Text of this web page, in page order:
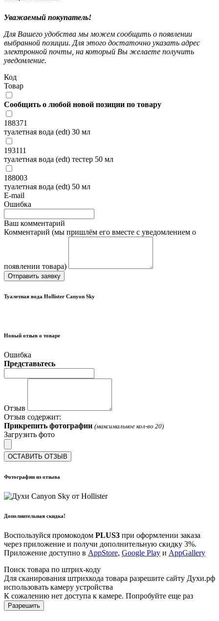
Уважаемый покупатель!
Для Вашего удобства мы можем сообщить о появлении
выбранной позиции. Для этого достаточно указать адрес
электронной почты, на который Вы желаете получить
уведомление.
Код
Товар
Сообщить о любой новой позиции по товару
188371
туалетная вода (edt) 30 мл
193111
туалетная вода (edt) тестер 50 мл
188003
туалетная вода (edt) 50 мл
E-mail
Ошибка
Ваш комментарий
Комментарий (мы пришлём его вместе с уведомлением о
появлении товара)
Отправить заявку
Туалетная вода Hollister Canyon Sky
Новый отзыв о товаре
Ошибка
Представьтесь
Отзыв
Отзыв содержит:
Прикрепить фотографии (максимальное кол-во 20)
Загрузить фото
ОСТАВИТЬ ОТЗЫВ
Фотографии из отзыва
Дополнительная скидка!
Воспользуйся промокодом PLUS3 при оформлении заказа
через приложение и получи дополнительную скидку 3%.
Приложение доступно в AppStore, Google Play и AppGallery
Поиск товара по штрих-коду
Для сканирования штрихкода товара разрешите сайту Духи.рф
использовать камеру устройства
К сожалению нет доступа к камере. Попробуйте еще раз
Разрешить